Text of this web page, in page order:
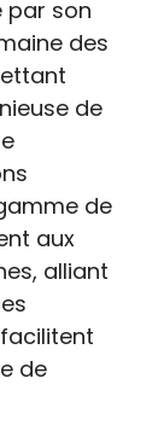
par son
des
de
de
aux
alliant
facilitent
de